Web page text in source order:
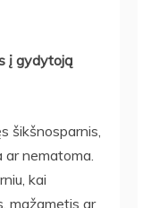
į gydytoją
šikšnosparnis,
nematoma.
kai
mažametis ar